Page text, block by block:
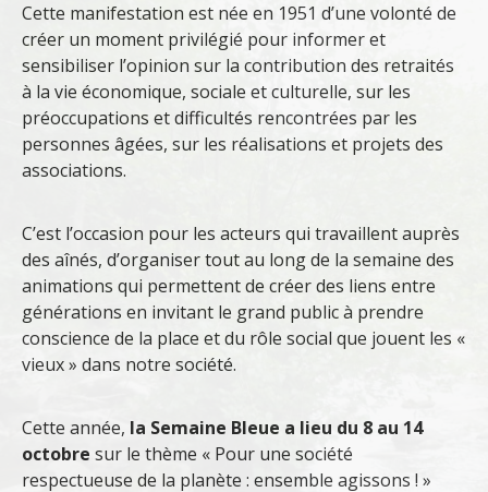
Cette manifestation est née en 1951 d’une volonté de
créer un moment privilégié pour informer et
sensibiliser l’opinion sur la contribution des retraités
à la vie économique, sociale et culturelle, sur les
préoccupations et difficultés rencontrées par les
personnes âgées, sur les réalisations et projets des
associations.
C’est l’occasion pour les acteurs qui travaillent auprès
des aînés, d’organiser tout au long de la semaine des
animations qui permettent de créer des liens entre
générations en invitant le grand public à prendre
conscience de la place et du rôle social que jouent les «
vieux » dans notre société.
Cette année, la Semaine Bleue a lieu du 8 au 14
octobre sur le thème « Pour une société
respectueuse de la planète : ensemble agissons ! »